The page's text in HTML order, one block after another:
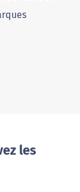
les